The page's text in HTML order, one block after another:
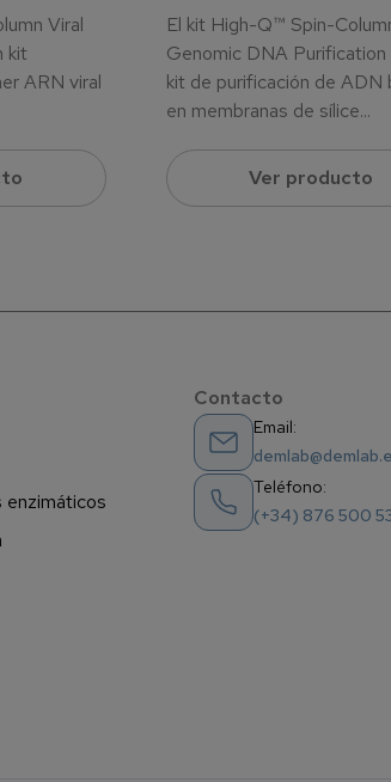
Viral
kit
ARN viral
El kit High-Q™ Spin-
Genomic DNA Purification
kit de purificación de ADN
en membranas de sílice...
Ver producto
enzimáticos
Contacto
Email:
Teléfono:
(+34) 876 500